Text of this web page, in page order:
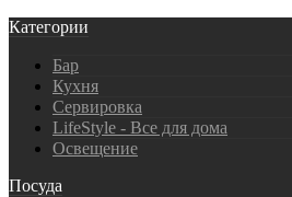
Категории
Бар
Кухня
Сервировка
LifeStyle - Все для дома
Освещение
Посуда